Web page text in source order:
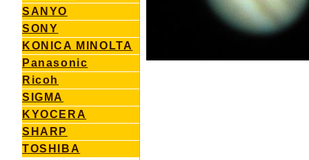
SANYO
SONY
KONICA MINOLTA
Panasonic
Ricoh
SIGMA
KYOCERA
SHARP
TOSHIBA